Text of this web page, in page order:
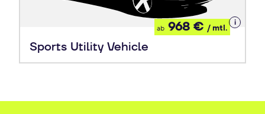
Sports Utility Vehicle
ab 968 € / mtl.
Details
zum